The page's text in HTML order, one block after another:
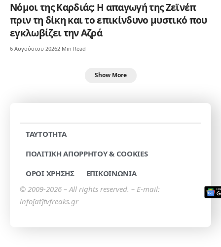
Νόμοι της Καρδιάς: Η απαγωγή της Ζεϊνέπ
πριν τη δίκη και το επικίνδυνο μυστικό που
εγκλωβίζει την Αζρά
6 Αυγούστου 20262 Min Read
Show More
TAYTOTHTA
ΠΟΛΙΤΙΚΗ ΑΠΟΡΡΗΤΟΥ & COOKIES
ΟΡΟΙ ΧΡΗΣΗΣ
ΕΠΙΚΟΙΝΩΝΙΑ
© 2009-2026 – All rights reserved. – E-mail:
info[at]tvfreaks.gr